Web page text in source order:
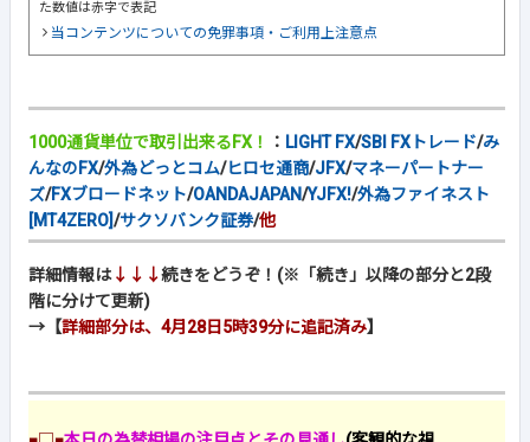
た数値は赤字で表記
当コンテンツについての免罪事項・ご利用上注意点
1000通貨単位で取引出来るFX！ ： LIGHT FX/SBI FXトレード/み
んなのFX/外為どっとコム/ヒロセ通商/JFX/マネーパートナー
ズ/FXブロードネット/OANDAJAPAN/YJFX!/外為ファイネスト
[MT4ZERO]/サクソバンク証券/他
詳細情報は↓↓↓続きをどうぞ！(※「続き」以降の部分と2段
階に分けて更新)
→【詳細部分は、4月28日5時39分に追記済み】